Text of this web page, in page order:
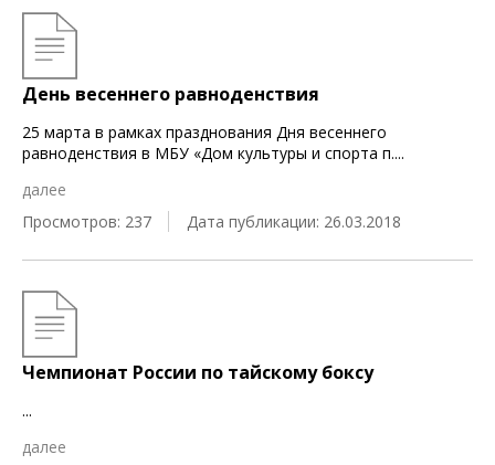
День весеннего равноденствия
25 марта в рамках празднования Дня весеннего
равноденствия в МБУ «Дом культуры и спорта п....
далее
Просмотров: 237
Дата публикации: 26.03.2018
Чемпионат России по тайскому боксу
...
далее